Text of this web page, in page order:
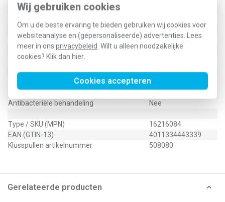
Wij gebruiken cookies
Om u de beste ervaring te bieden gebruiken wij cookies voor
websiteanalyse en (gepersonaliseerde) advertenties. Lees
meer in ons privacybeleid. Wilt u alleen noodzakelijke
cookies? Klik dan hier.
Cookies accepteren
Controlevenster/verlicht
Slagvastheid
IK02
Met indicatieveld
Nee
Met verwisselbare lens/symbool
Ja
Uitvoering oppervlakte
Geschikt voor beschermingsgraad (IP)
IP20
Geschikt voor bussysteem-toetsaansluiting Ja
Aftastsymbool / barrièrevrij
Nee
Antibacteriële behandeling
Nee
Type / SKU (MPN)
16216084
EAN (GTIN-13)
4011334443339
Klusspullen artikelnummer
508080
Gerelateerde producten